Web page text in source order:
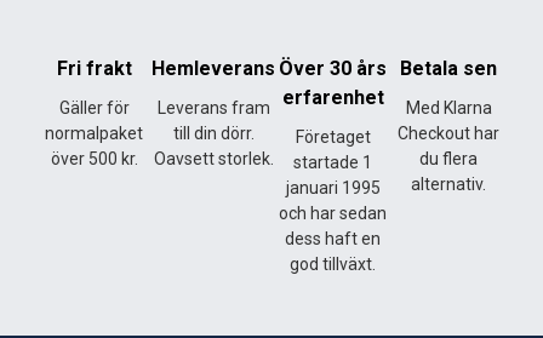
Fri frakt
Gäller för
normalpaket
över 500 kr.
Hemleverans
Leverans fram
till din dörr.
Oavsett storlek.
Över 30 års
erfarenhet
Företaget
startade 1
januari 1995
och har sedan
dess haft en
god tillväxt.
Betala sen
Med Klarna
Checkout har
du flera
alternativ.